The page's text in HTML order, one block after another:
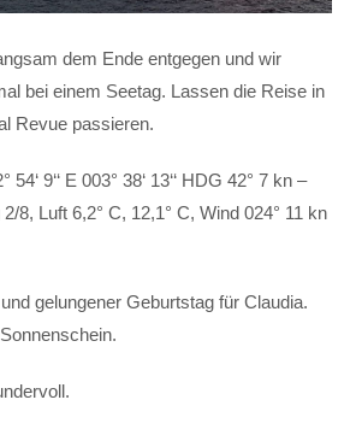
dem Ende entgegen und wir
bei einem Seetag. Lassen die Reise in
Revue passieren.
9‘‘ E 003° 38‘ 13‘‘ HDG 42° 7 kn –
8, Luft 6,2° C, 12,1° C, Wind 024° 11 kn
gelungener Geburtstag für Claudia.